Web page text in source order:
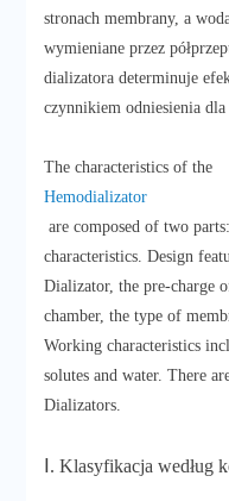
stronach membrany, a
wymieniane przez
dializatora determinuje
czynnikiem odniesienia
The characteristics of the
Hemodializator
are composed of two
characteristics. Design
Dializator, the pre-charge
chamber, the type of
Working characteristics
solutes and water. There
Dializators.
Ⅰ. Klasyfikacja według